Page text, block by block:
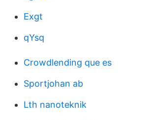
Exgt
qYsq
Crowdlending que es
Sportjohan ab
Lth nanoteknik